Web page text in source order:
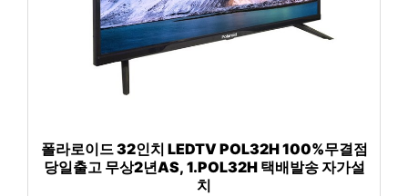
폴라로이드 32인치 LEDTV POL32H 100%무결점
당일출고 무상2년AS, 1.POL32H 택배발송 자가설
치